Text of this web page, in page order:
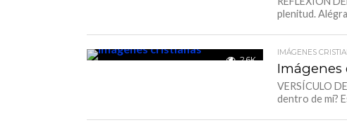
plenitud.
2.6K
IMÁGENES
Imágenes
VERSÍCULO
dentro de mí?